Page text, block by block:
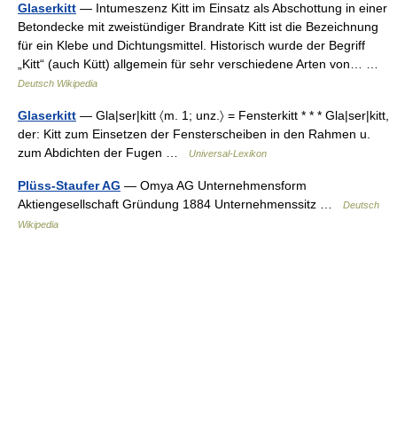
Glaserkitt — Intumeszenz Kitt im Einsatz als Abschottung in einer
Betondecke mit zweistündiger Brandrate Kitt ist die Bezeichnung
für ein Klebe und Dichtungsmittel. Historisch wurde der Begriff
„Kitt“ (auch Kütt) allgemein für sehr verschiedene Arten von… …
Deutsch Wikipedia
Glaserkitt — Gla|ser|kitt 〈m. 1; unz.〉 = Fensterkitt * * * Gla|ser|kitt,
der: Kitt zum Einsetzen der Fensterscheiben in den Rahmen u.
zum Abdichten der Fugen …
Universal-Lexikon
Plüss-Staufer AG — Omya AG Unternehmensform
Aktiengesellschaft Gründung 1884 Unternehmenssitz …
Deutsch
Wikipedia